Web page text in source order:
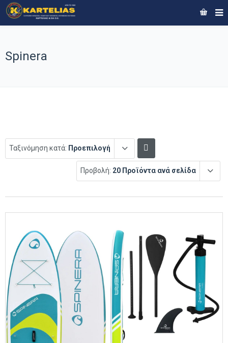
Spinera
Ταξινόμηση κατά: Προεπιλογή
Προβολή: 20 Προϊόντα ανά σελίδα